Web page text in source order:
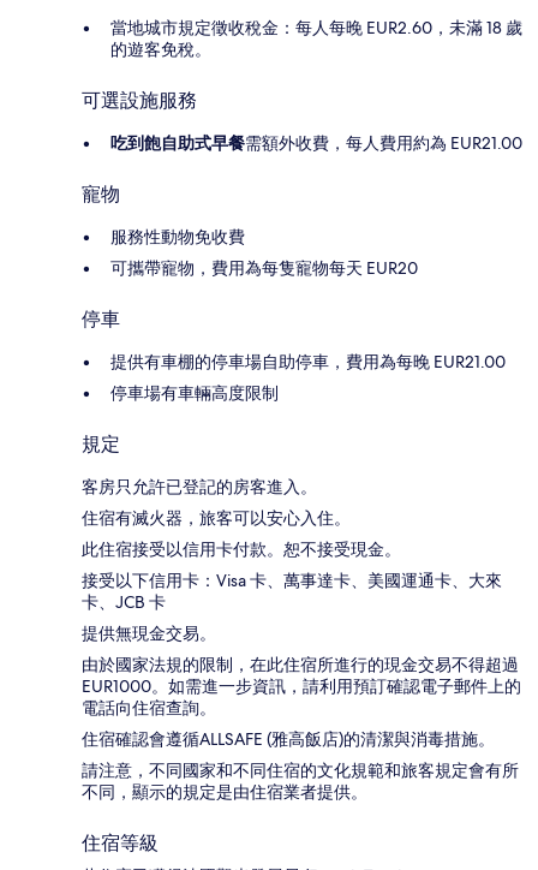
當地城市規定徵收稅金：每人每晚 EUR2.60，未滿 18 歲
的遊客免稅。
可選設施服務
吃到飽自助式早餐需額外收費，每人費用約為 EUR21.00
寵物
服務性動物免收費
可攜帶寵物，費用為每隻寵物每天 EUR20
停車
提供有車棚的停車場自助停車，費用為每晚 EUR21.00
停車場有車輛高度限制
規定
客房只允許已登記的房客進入。
住宿有滅火器，旅客可以安心入住。
此住宿接受以信用卡付款。恕不接受現金。
接受以下信用卡：Visa 卡、萬事達卡、美國運通卡、大來
卡、JCB 卡
提供無現金交易。
由於國家法規的限制，在此住宿所進行的現金交易不得超過
EUR1000。如需進一步資訊，請利用預訂確認電子郵件上的
電話向住宿查詢。
住宿確認會遵循ALLSAFE (雅高飯店)的清潔與消毒措施。
請注意，不同國家和不同住宿的文化規範和旅客規定會有所
不同，顯示的規定是由住宿業者提供。
住宿等級